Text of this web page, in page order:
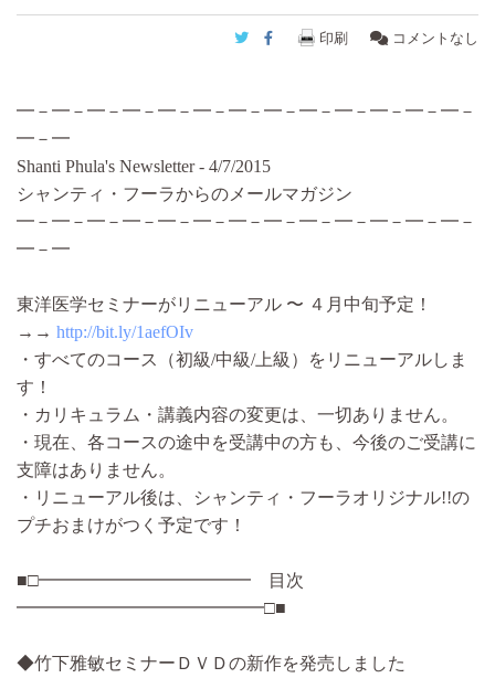
Twitter
Facebook
印刷 コメントなし
━－━－━－━－━－━－━－━－━－━－━－━－━－
━－━
Shanti Phula's Newsletter - 4/7/2015
シャンティ・フーラからのメールマガジン
━－━－━－━－━－━－━－━－━－━－━－━－━－
━－━
東洋医学セミナーがリニューアル 〜 ４月中旬予定！
→→ http://bit.ly/1aefOIv
・すべてのコース（初級/中級/上級）をリニューアルしま
す！
・カリキュラム・講義内容の変更は、一切ありません。
・現在、各コースの途中を受講中の方も、今後のご受講に
支障はありません。
・リニューアル後は、シャンティ・フーラオリジナル!!の
プチおまけがつく予定です！
■□━━━━━━━━━━━━ 目次
━━━━━━━━━━━━━━□■
◆竹下雅敏セミナーＤＶＤの新作を発売しました